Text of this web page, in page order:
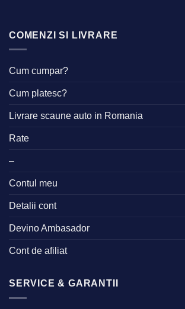
COMENZI SI LIVRARE
Cum cumpar?
Cum platesc?
Livrare scaune auto in Romania
Rate
–
Contul meu
Detalii cont
Devino Ambasador
Cont de afiliat
SERVICE & GARANTII